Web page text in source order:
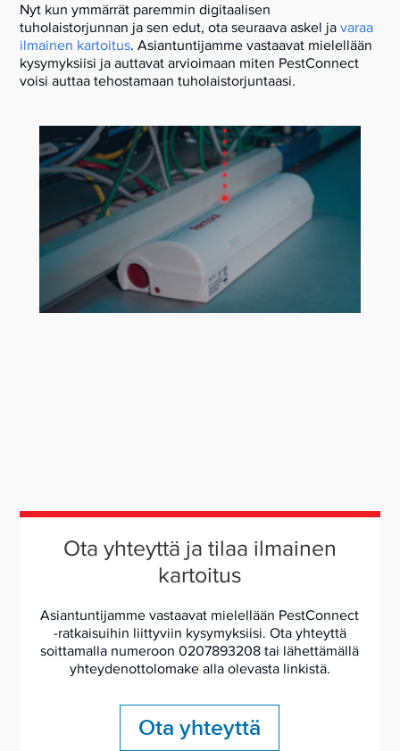
Nyt kun ymmärrät paremmin digitaalisen
tuholaistorjunnan ja sen edut, ota seuraava askel javaraa
ilmainen kartoitus. Asiantuntijamme vastaavat mielellään
kysymyksiisi ja auttavat arvioimaan miten PestConnect
voisi auttaa tehostamaan tuholaistorjuntaasi.
Ota yhteyttä ja tilaa ilmainen
kartoitus
Asiantuntijamme vastaavat mielellään PestConnect
-ratkaisuihin liittyviin kysymyksiisi. Ota yhteyttä
soittamalla numeroon 0207893208 tai lähettämällä
yhteydenottolomake alla olevasta linkistä.
Ota yhteyttä